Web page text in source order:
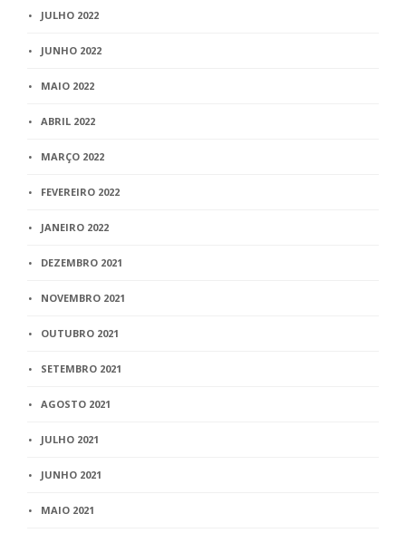
JULHO 2022
JUNHO 2022
MAIO 2022
ABRIL 2022
MARÇO 2022
FEVEREIRO 2022
JANEIRO 2022
DEZEMBRO 2021
NOVEMBRO 2021
OUTUBRO 2021
SETEMBRO 2021
AGOSTO 2021
JULHO 2021
JUNHO 2021
MAIO 2021